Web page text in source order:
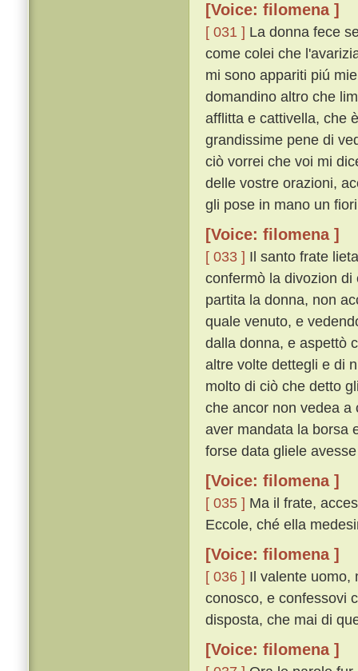
[Voice: filomena ]
[ 031 ] La donna fece
come colei che
mi sono appariti piú
domandino altro che
afflitta e cattivella, che
grandissime pene di
ciò vorrei che voi mi
delle vostre orazioni,
gli pose in mano un
[Voice: filomena ]
[ 033 ] Il santo frate
confermò la divozion
partita la donna, non
quale venuto, e
dalla donna, e aspettò
altre volte dettegli e di
molto di ciò che detto
che ancor non vedea a
aver mandata la borsa
forse data gliele
[Voice: filomena ]
[ 035 ] Ma il frate,
Eccole, ché ella
[Voice: filomena ]
[ 036 ] Il valente uomo,
conosco, e confessovi
disposta, che mai di
[Voice: filomena ]